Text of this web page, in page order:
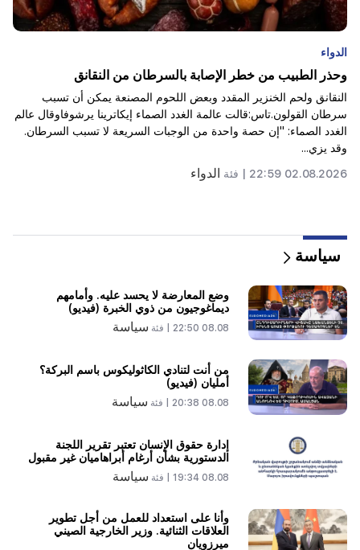
23:50
كيف سيكون الطقس في الأيام القادمة؟
حادث مأساوي في يريفان
22:50
وضع المعارضة لا يحسد عليه. وأمامهم ديماغوجيون من ذوي
الخبرة (فيديو)
21:19
تاس: قد يزور المبعوثون الأمريكيون الخاصون كييف
وموسكو خلال الأيام العشرة المقبلة
20:57
سيتم تغريم المؤثرين بمبلغ 5000 دولار بسبب الإعلانات
20:38
من أنت لتنادي الكاثوليكوس باسم البركة؟ أمليان (فيديو)
20:20
سوف يتدفق المال مثل النهر. ستصبح علامات الأبراج الثلاثة
هذه غنية في أواخر أغسطس
حريق كبير في أحد المباني الشاهقة في سايات نوفا. وتم
إجلاء السكان
رونالدو وجورجينا سيشرعان علاقتهما. تاريخ وتفاصيل الزفاف
معروفة
قرر النجم البرتغالي كريستيانو رونالدو، مهاجم منتخب البرتغال والنصر
السعودي، وخطيبته عارضة الأزياء جورجينا رودريغيز، تقنين علاقتهما
أخيراً.وبحسب ما أوردته صحيفة ديلي ميل البريطانية المرموقة، فإن حفل
زف...
02.08.2026 22:07 |
فئةتذوق
سياسة
وضع المعارضة لا يحسد عليه. وأمامهم
ديماغوجيون من ذوي الخبرة (فيديو)
08.08 22:50 | فئة سياسة
من أنت لتنادي الكاثوليكوس باسم البركة؟
أمليان (فيديو)
08.08 20:38 | فئة سياسة
إدارة حقوق الإنسان تعتبر تقرير اللجنة
الدستورية بشأن أرغام أبراهاميان غير مقبول
08.08 19:34 | فئة سياسة
وأنا على استعداد للعمل من أجل تطوير
العلاقات الثنائية. وزير الخارجية الصيني
ميرزويان